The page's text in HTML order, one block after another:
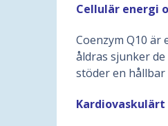
Cellulär energi
Coenzym Q10
åldras sjunker
stöder en
Kardiovaskulärt